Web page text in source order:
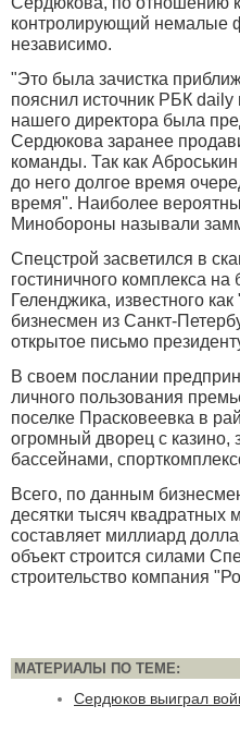
контролирующий немалые
независимо.
"Это была зачистка
пояснил источник РБК daily
нашего директора была
Сердюкова заранее
команды. Так как
до него долгое время
время". Наиболее
Минобороны называли
Спецстрой засветился в
гостиничного комплекса
Геленджика, известного
бизнесмен из Санкт-
открытое письмо
В своем послании
личного пользования
поселке Прасковеевка в
огромный дворец с казино,
бассейнами,
Всего, по данным
десятки тысяч квадратных
составляет миллиард
объект строится силами
строительство компания
МАТЕРИАЛЫ ПО ТЕМЕ:
Сердюков выиграл